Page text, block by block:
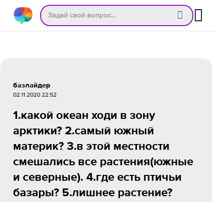
базлайдер
02.11.2020 22:52
1.какой океан ходи в зону
арктики? 2.самый южный
материк? 3.в этой местности
смешались все растения(южные
и северные). 4.где есть птичьи
базары? 5.лишнее растение?